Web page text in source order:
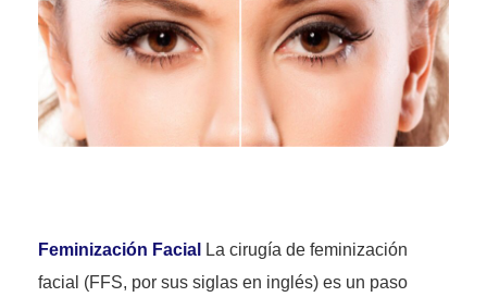
Feminización Facial
La cirugía de feminización
facial (FFS, por sus siglas en inglés) es un paso